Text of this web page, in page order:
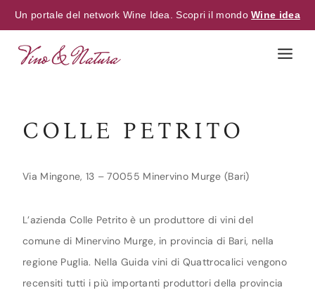
Un portale del network Wine Idea. Scopri il mondoWine idea
COLLE PETRITO
Via Mingone, 13 – 70055 Minervino Murge (Bari)
L’azienda Colle Petrito è un produttore di vini del
comune di Minervino Murge, in provincia di Bari, nella
regione Puglia. Nella Guida vini di Quattrocalici vengono
recensiti tutti i più importanti produttori della provincia